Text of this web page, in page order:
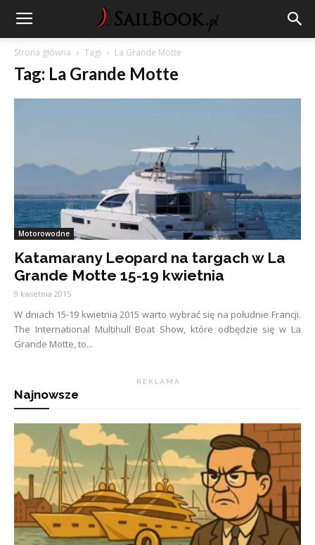
Strona główna Tagi La Grande Motte
Tag: La Grande Motte
Motorowodne
Katamarany Leopard na targach w La
Grande Motte 15-19 kwietnia
9 kwietnia 2015
W dniach 15-19 kwietnia 2015 warto wybrać się na południe Francji.
The International Multihull Boat Show, które odbędzie się w La
Grande Motte, to...
R E K L A M A
Najnowsze